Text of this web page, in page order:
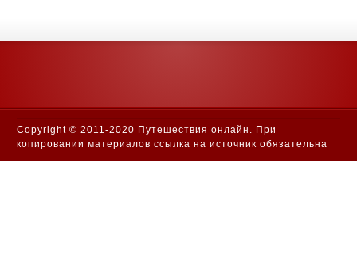
Copyright © 2011-2020 Путешествия онлайн. При
копировании материалов ссылка на источник обязательна